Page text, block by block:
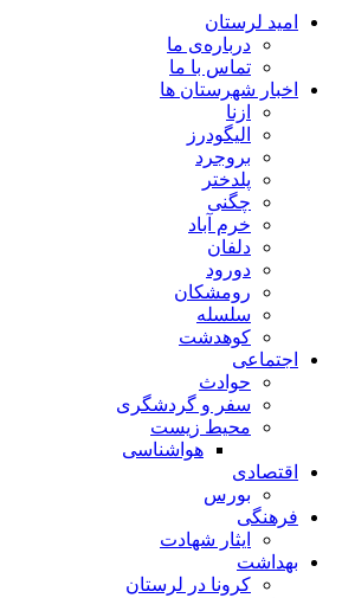
امید لرستان
درباره‌ی ما
تماس با ما
اخبار شهرستان ها
ازنا
الیگودرز
بروجرد
پلدختر
چگنی
خرم آباد
دلفان
دورود
رومشکان
سلسله
کوهدشت
اجتماعی
حوادث
سفر و گردشگری
محیط زیست
هواشناسی
اقتصادی
بورس
فرهنگی
ایثار شهادت
بهداشت
کرونا در لرستان